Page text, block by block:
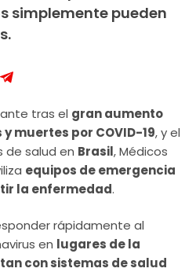
simplemente pueden
tras el gran aumento
muertes por COVID-19, y el
de salud en Brasil, Médicos
equipos de emergencia
la enfermedad.
rápidamente al
en lugares de la
con sistemas de salud